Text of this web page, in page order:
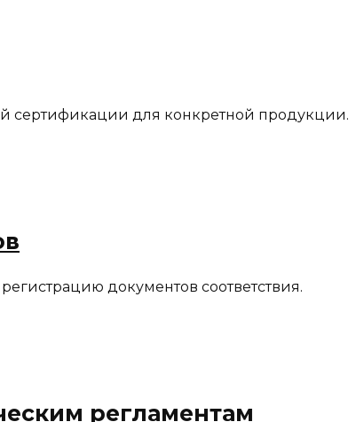
сертификации для конкретной продукции.
документов соответствия.
регламентам